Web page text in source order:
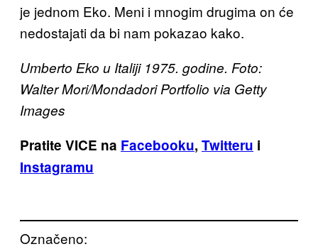
je jednom Eko. Meni i mnogim drugima on će
nedostajati da bi nam pokazao kako.
Umberto Eko u Italiji 1975. godine. Foto:
Walter Mori/Mondadori Portfolio via Getty
Images
Pratite VICE na Facebooku, Twitteru i
Instagramu
Označeno: